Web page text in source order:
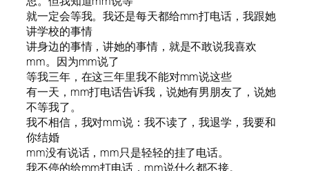
就一定会等我。我还是每天都给mm打电话，我跟她
讲学校的事情
讲身边的事情，讲她的事情，就是不敢说我喜欢
mm。因为mm说了
等我三年，在这三年里我不能对mm说这些
有一天，mm打电话告诉我，说她有男朋友了，说她
不等我了。
我不相信，我对mm说：我不读了，我退学，我要和
你结婚
mm没有说话，mm只是轻轻的挂了电话。
我不停的给mm打电话，mm说什么都不接。